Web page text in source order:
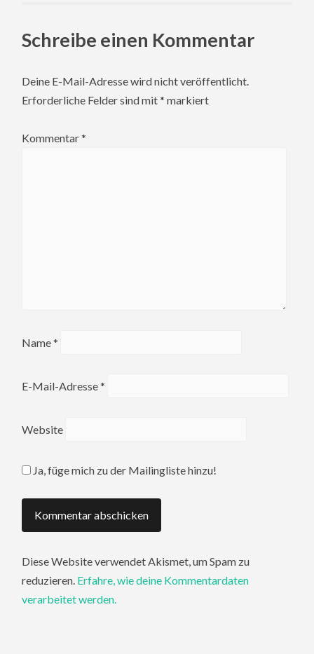
Schreibe einen Kommentar
Deine E-Mail-Adresse wird nicht veröffentlicht.
Erforderliche Felder sind mit* markiert
Kommentar*
Name*
E-Mail-Adresse*
Website
Ja, füge mich zu der Mailingliste hinzu!
Diese Website verwendet Akismet, um Spam zu
reduzieren. Erfahre, wie deine Kommentardaten
verarbeitet werden.